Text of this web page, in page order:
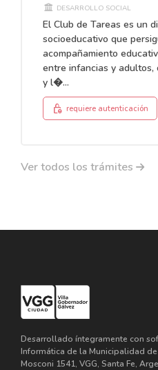
DESARROLLO SOCIAL
El Club de Tareas es un
socioeducativo que
acompañamiento
entre infancias y adultos,
y l�...
lock_person requiere autenticación
Ver todos los trámites
Desarrollado íntegramente con
Informática de la Municipalidad
Mosconi 1541, VGG, Santa Fe,